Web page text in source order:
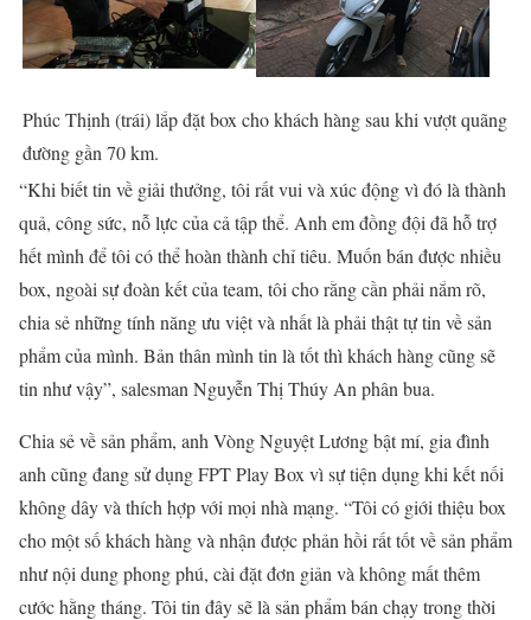
Phúc Thịnh (trái) lắp đặt box cho khách hàng sau khi vượt quãng
đường gần 70 km.
“Khi biết tin về giải thưởng, tôi rất vui và xúc động vì đó là thành
quả, công sức, nỗ lực của cả tập thể. Anh em đồng đội đã hỗ trợ
hết mình để tôi có thể hoàn thành chỉ tiêu. Muốn bán được nhiều
box, ngoài sự đoàn kết của team, tôi cho rằng cần phải nắm rõ,
chia sẻ những tính năng ưu việt và nhất là phải thật tự tin về sản
phẩm của mình. Bản thân mình tin là tốt thì khách hàng cũng sẽ
tin như vậy”, salesman Nguyễn Thị Thúy An phân bua.
Chia sẻ về sản phẩm, anh Vòng Nguyệt Lương bật mí, gia đình
anh cũng đang sử dụng FPT Play Box vì sự tiện dụng khi kết nối
không dây và thích hợp với mọi nhà mạng. “Tôi có giới thiệu box
cho một số khách hàng và nhận được phản hồi rất tốt về sản phẩm
như nội dung phong phú, cài đặt đơn giản và không mất thêm
cước hằng tháng. Tôi tin đây sẽ là sản phẩm bán chạy trong thời